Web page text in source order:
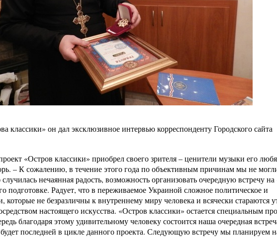
классики» он дал эксклюзивное интервью корреспонденту Городского сайта
«Остров классики» приобрел своего зрителя – ценители музыки его
– К сожалению, в течение этого года по объективным причинам мы не
нечаянная радость, возможность организовать очередную встречу
подготовке. Радует, что в переживаемое Украиной сложное политическое и
которые не безразличны к внутреннему миру человека и всячески стараются
настоящего искусства. «Остров классики» остается специальным
благодаря этому удивительному человеку состоится наша очередная
последней в цикле данного проекта. Следующую встречу мы планируем